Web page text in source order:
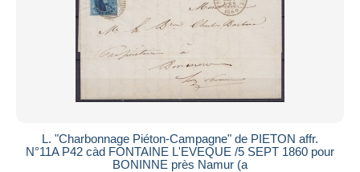
L. "Charbonnage Piéton-Campagne" de PIETON affr.
N°11A P42 càd FONTAINE L'EVEQUE /5 SEPT 1860 pour
BONINNE près Namur (a